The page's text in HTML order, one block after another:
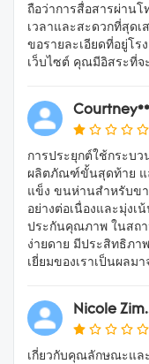
ถือว่าการสื่อสารผ่าน
เวลาและสะดวกที่สุด
ขอรายละเอียดที่อยู่โร
เว็บไซต์ คุณมีอิสระที่จ
Courtney**
การประยุกต์ใช้กระบ
ผลิตภัณฑ์ขั้นสุดท้าย แ
แข็ง ขนห่านสำหรับข
อย่างต่อเนื่องและมุ่ง
ประกันคุณภาพ ในสถ
ง่ายดาย มีประสิทธิภา
เยี่ยมของเราเป็นผลม
Nicole
เกี่ยวกับคุณลักษณะแล